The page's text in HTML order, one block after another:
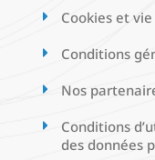
Cookies et
Conditions
Nos
Conditions
des données